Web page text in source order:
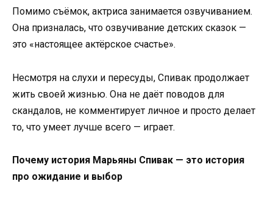
Помимо съёмок, актриса занимается озвучиванием.
Она призналась, что озвучивание детских сказок —
это «настоящее актёрское счастье».
Несмотря на слухи и пересуды, Спивак продолжает
жить своей жизнью. Она не даёт поводов для
скандалов, не комментирует личное и просто делает
то, что умеет лучше всего — играет.
Почему история Марьяны Спивак — это история
про ожидание и выбор